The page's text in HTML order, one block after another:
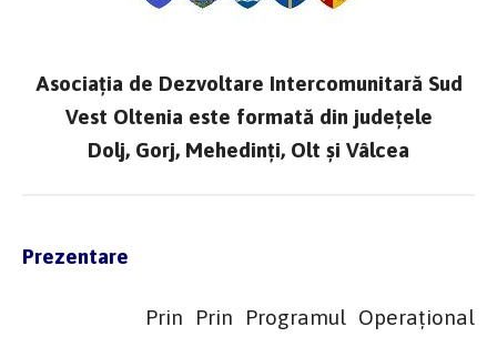
Asociația de Dezvoltare Intercomunitară Sud
Vest Oltenia este formată din județele
Dolj, Gorj, Mehedinți, Olt şi Vâlcea
Prezentare
Prin Prin Programul Operațional